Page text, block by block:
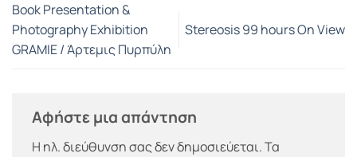
Book Presentation &
Photography Exhibition
GRAMIE / Άρτεμις Πυρπύλη
Stereosis 99 hours On View
Αφήστε μια απάντηση
Η ηλ. διεύθυνση σας δεν δημοσιεύεται.Τα